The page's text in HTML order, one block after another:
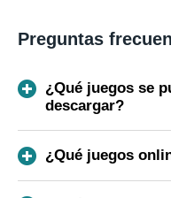
Preguntas
¿Qué juegos se
descargar?
¿Qué juegos